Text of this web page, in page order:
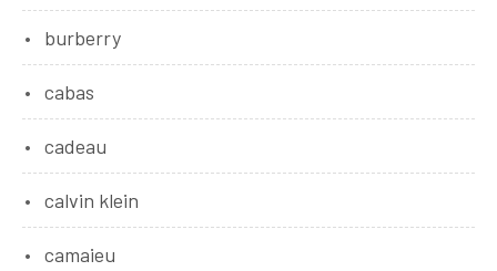
burberry
cabas
cadeau
calvin klein
camaieu